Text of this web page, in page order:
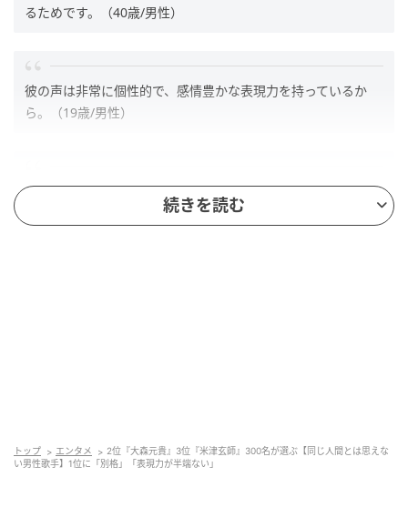
るためです。（40歳/男性）
彼の声は非常に個性的で、感情豊かな表現力を持っているか
ら。（19歳/男性）
自分で作詞作曲して歌ってジャケット描くとか時間の使い方と
体力はどうなっているんだ（30歳/女性）
続きを読む
トップ エンタメ
2位『大森元貴』3位『米津玄師』300名が選ぶ【同じ人間とは思えな
い男性歌手】1位に「別格」「表現力が半端ない」